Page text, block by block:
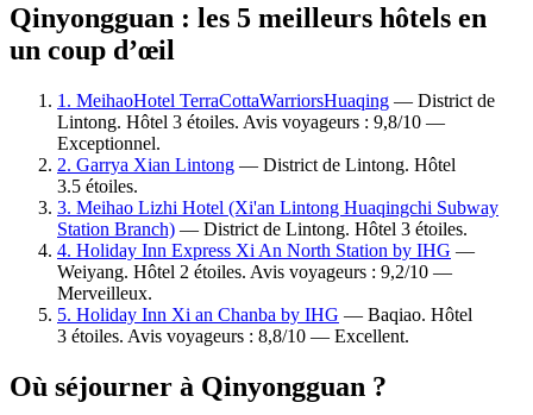
Qinyongguan : les 5 meilleurs hôtels en
un coup d’œil
1. MeihaoHotel TerraCottaWarriorsHuaqing — District de
Lintong. Hôtel 3 étoiles. Avis voyageurs : 9,8/10 —
Exceptionnel.
2. Garrya Xian Lintong — District de Lintong. Hôtel
3.5 étoiles.
3. Meihao Lizhi Hotel (Xi'an Lintong Huaqingchi Subway
Station Branch) — District de Lintong. Hôtel 3 étoiles.
4. Holiday Inn Express Xi An North Station by IHG —
Weiyang. Hôtel 2 étoiles. Avis voyageurs : 9,2/10 —
Merveilleux.
5. Holiday Inn Xi an Chanba by IHG — Baqiao. Hôtel
3 étoiles. Avis voyageurs : 8,8/10 — Excellent.
Où séjourner à Qinyongguan ?